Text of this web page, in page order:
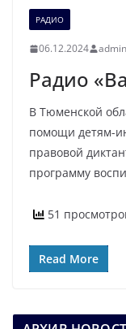
РАДИО
06.12.2024 admin
Радио
В Тюменской
помощи детям-
правовой
программу
51
Read More